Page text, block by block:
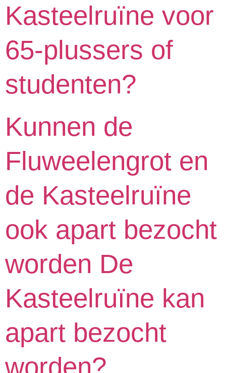
Kasteelruïne voor
65-plussers of
studenten?
Kunnen de
Fluweelengrot en
de Kasteelruïne
ook apart bezocht
worden De
Kasteelruïne kan
apart bezocht
worden?